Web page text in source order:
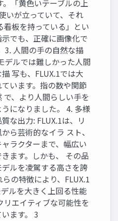
。「黄色いテーブルの上
いが立っていて、それ
看板を持っている」とい
でも、正確に画像化で
3. 人間の手の自然な描
デルでは難しかった人間
写も、FLUX.1では大
います。指の数や関節
で、より人間らしい手を
になりました。 4. 多様
な出力: FLUX.1は、リ
ら芸術的なイラ スト、
ラクターまで、幅広い
ます。しかも、 その品
ルを凌駕する高さを誇
らの特徴により、FLUX.1
ルを大きく上回る性能
リエイティブな可能性を
ます。 3